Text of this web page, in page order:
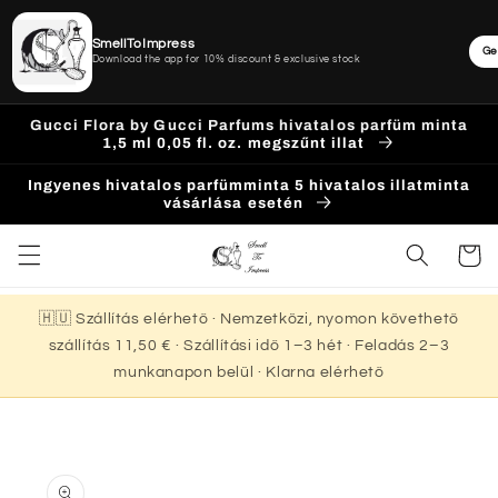
Ugrás a
tartalomhoz
Gucci Flora by Gucci Parfums hivatalos parfüm minta
1,5 ml 0,05 fl. oz. megszűnt illat
Ingyenes hivatalos parfümminta 5 hivatalos illatminta
vásárlása esetén
Kosár
🇭🇺 Szállítás elérhető · Nemzetközi, nyomon követhető
szállítás 11,50 € · Szállítási idő 1–3 hét · Feladás 2–3
munkanapon belül · Klarna elérhető
a
SmellToImpress
Download the app for 10% discount & exclusive stock